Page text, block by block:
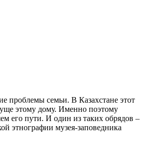
проблемы семьи. В Казахстане этот
этому дому. Именно поэтому
его пути. И один из таких обрядов –
этнографии музея-заповедника